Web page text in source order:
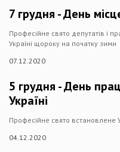
7 грудня - День
Професійне свято депутатів і
Україні щороку на початку зими
07.12.2020
5 грудня - День
Україні
Професійне свято
04.12.2020